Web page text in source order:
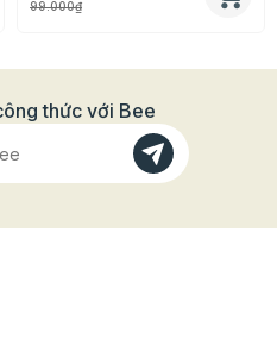
phủ chống dính
99.000₫
thức với Bee